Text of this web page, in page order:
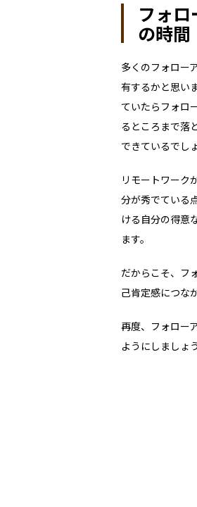
フォ
の時間
多くのフォロー
有するかと思い
ていたらフォロ
るところまで落
できているでし
リモートワーク
分が秀でている
ける自分の得意
ます。
だからこそ、フ
己肯定感につな
再度、フォロー
ようにしましょう